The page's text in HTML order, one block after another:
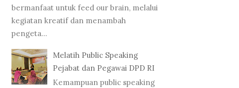
bermanfaat untuk feed our brain, melalui
kegiatan kreatif dan menambah
pengeta...
Melatih Public Speaking
Pejabat dan Pegawai DPD RI
Kemampuan public speaking